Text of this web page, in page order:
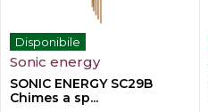
Disponibile
Sonic energy
SONIC ENERGY SC29B
Chimes a sp...